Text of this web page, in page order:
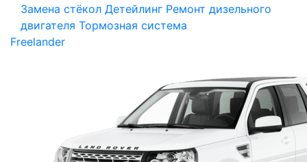
Замена стёкол Детейлинг Ремонт дизельного
двигателя Тормозная система
Freelander